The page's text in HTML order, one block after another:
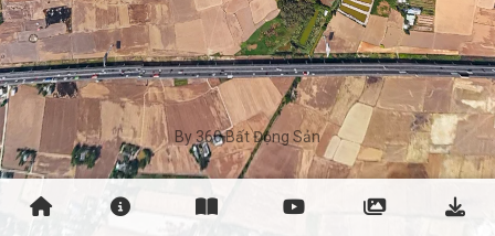
By 360 Bất Động Sản